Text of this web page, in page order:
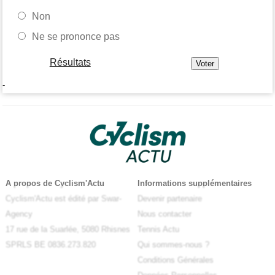
Non
Ne se prononce pas
Résultats
-
A propos de Cyclism'Actu
Cyclism'Actu est édité par Swar-
Agency
17 rue de la Suarlée, 5080 Rhisnes
SPRLS BE 0836.273.820
Informations supplémentaires
Devenir partenaire
Nous contacter
Tennis Actu
Qui sommes-nous ?
Conditions Générales